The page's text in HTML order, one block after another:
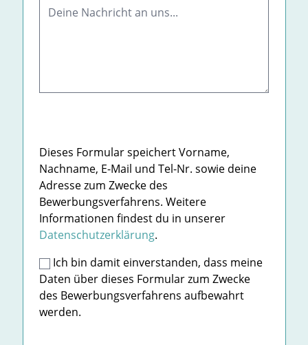
Dieses Formular speichert Vorname,
Nachname, E-Mail und Tel-Nr. sowie deine
Adresse zum Zwecke des
Bewerbungsverfahrens. Weitere
Informationen findest du in unserer
Datenschutzerklärung.
Ich bin damit einverstanden, dass meine
Daten über dieses Formular zum Zwecke
des Bewerbungsverfahrens aufbewahrt
werden.